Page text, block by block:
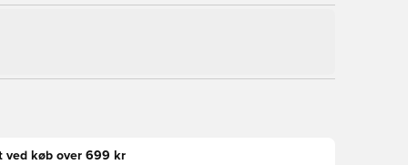
ved køb over 699 kr